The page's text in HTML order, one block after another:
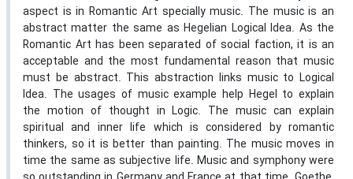
aspect is in Romantic Art specially music. The music is an
abstract matter the same as Hegelian Logical Idea. As the
Romantic Art has been separated of social faction, it is an
acceptable and the most fundamental reason that music
must be abstract. This abstraction links music to Logical
Idea. The usages of music example help Hegel to explain
the motion of thought in Logic. The music can explain
spiritual and inner life which is considered by romantic
thinkers, so it is better than painting. The music moves in
time the same as subjective life. Music and symphony were